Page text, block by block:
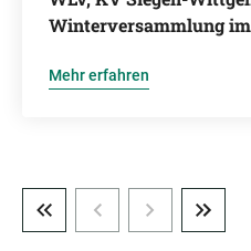
Winterversammlung
Mehr erfahren